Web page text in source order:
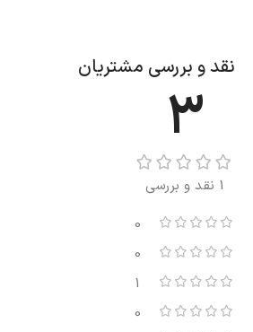
نقد و بررسی مشتریان
3
1 نقد و بررسی
0
0
1
0